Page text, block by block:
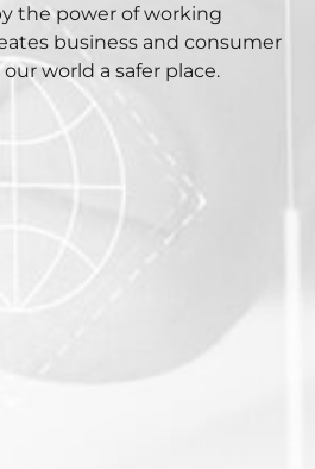
the power of working
business and consumer
world a safer place.